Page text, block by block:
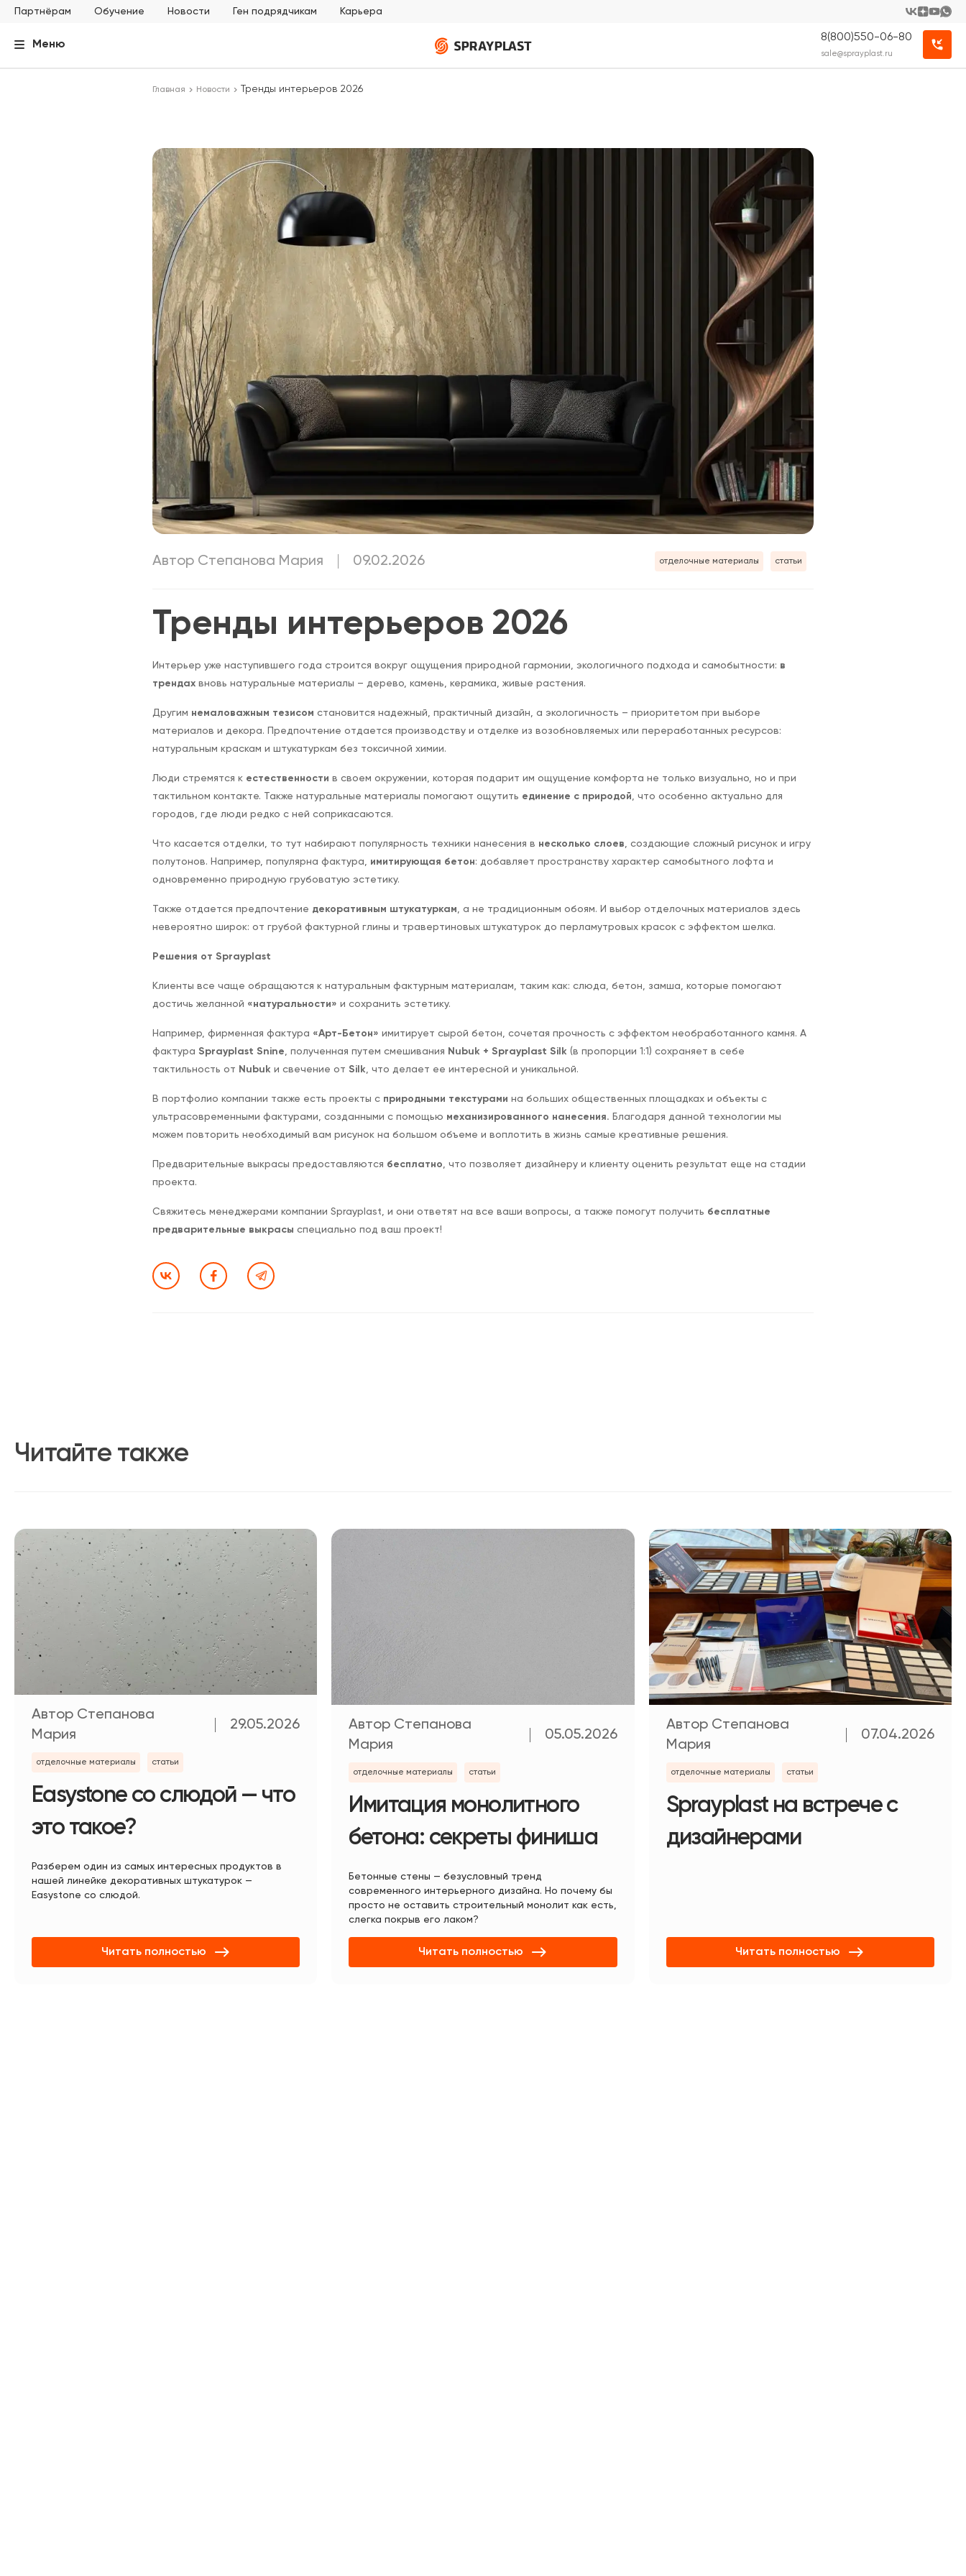
Партнёрам Обучение Новости Ген подрядчикам Карьера
Меню
8(800)550-06-80
sale@sprayplast.ru
Главная Новости Тренды интерьеров 2026
Автор Степанова Мария 09.02.2026 отделочные материалы статьи
Тренды интерьеров 2026
Интерьер уже наступившего года строится вокруг ощущения природной гармонии, экологичного подхода и самобытности: в
трендах вновь натуральные материалы – дерево, камень, керамика, живые растения.
Другим немаловажным тезисом становится надежный, практичный дизайн, а экологичность – приоритетом при выборе
материалов и декора. Предпочтение отдается производству и отделке из возобновляемых или переработанных ресурсов:
натуральным краскам и штукатуркам без токсичной химии.
Люди стремятся к естественности в своем окружении, которая подарит им ощущение комфорта не только визуально, но и при
тактильном контакте. Также натуральные материалы помогают ощутить единение с природой , что особенно актуально для
городов, где люди редко с ней соприкасаются.
Что касается отделки, то тут набирают популярность техники нанесения в несколько слоев , создающие сложный рисунок и игру
полутонов. Например, популярна фактура, имитирующая бетон: добавляет пространству характер самобытного лофта и
одновременно природную грубоватую эстетику.
Также отдается предпочтение декоративным штукатуркам , а не традиционным обоям. И выбор отделочных материалов здесь
невероятно широк: от грубой фактурной глины и травертиновых штукатурок до перламутровых красок с эффектом шелка.
Решения от Sprayplast
Клиенты все чаще обращаются к натуральным фактурным материалам, таким как: слюда, бетон, замша, которые помогают
достичь желанной «натуральности» и сохранить эстетику.
Например, фирменная фактура «Арт-Бетон» имитирует сырой бетон, сочетая прочность с эффектом необработанного камня. А
фактура Sprayplast Snine , полученная путем смешивания Nubuk + Sprayplast Silk (в пропорции 1:1) сохраняет в себе
тактильность от Nubuk и свечение от Silk , что делает ее интересной и уникальной.
В портфолио компании также есть проекты с природными текстурами на больших общественных площадках и объекты с
ультрасовременными фактурами, созданными с помощью механизированного нанесения. Благодаря данной технологии мы
можем повторить необходимый вам рисунок на большом объеме и воплотить в жизнь самые креативные решения.
Предварительные выкрасы предоставляются бесплатно , что позволяет дизайнеру и клиенту оценить результат еще на стадии
проекта.
Свяжитесь менеджерами компании Sprayplast, и они ответят на все ваши вопросы, а также помогут получить бесплатные
предварительные выкрасы специально под ваш проект!
Читайте также
Автор Степанова
Мария
29.05.2026
отделочные материалы статьи
Easystone со слюдой — что
это такое?
Разберем один из самых интересных продуктов в
нашей линейке декоративных штукатурок —
Easystone со слюдой.
Читать полностью
Автор Степанова
Мария
05.05.2026
отделочные материалы статьи
Имитация монолитного
бетона: секреты финиша
Бетонные стены — безусловный тренд
современного интерьерного дизайна. Но почему бы
просто не оставить строительный монолит как есть,
слегка покрыв его лаком?
Читать полностью
Автор Степанова
Мария
07.04.2026
отделочные материалы статьи
Sprayplast на встрече с
дизайнерами
Читать полностью